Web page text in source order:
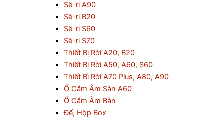
Sê-ri A90
Sê-ri B20
Sê-ri S60
Sê-ri S70
Thiết Bị Rời A20, B20
Thiết Bị Rời A50, A60, S60
Thiết Bì Rời A70 Plus, A80, A90
Ổ Cắm Âm Sàn A60
Ổ Cắm Âm Bàn
Đế, Hộp Box